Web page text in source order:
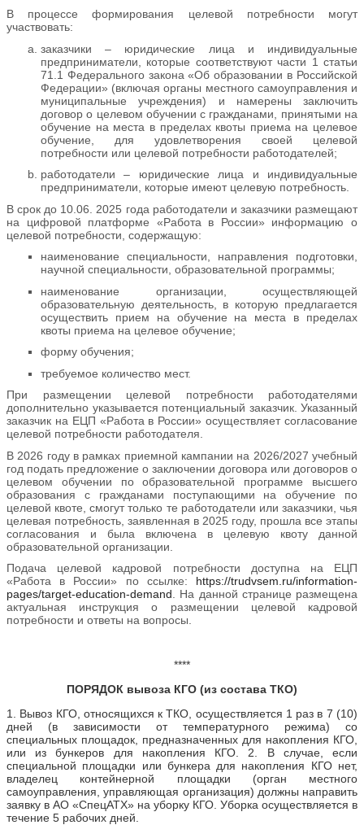
В процессе формирования целевой потребности могут
участвовать:
заказчики – юридические лица и индивидуальные
предприниматели, которые соответствуют части 1 статьи
71.1 Федерального закона «Об образовании в Российской
Федерации» (включая органы местного самоуправления и
муниципальные учреждения) и намерены заключить
договор о целевом обучении с гражданами, принятыми на
обучение на места в пределах квоты приема на целевое
обучение, для удовлетворения своей целевой
потребности или целевой потребности работодателей;
работодатели – юридические лица и индивидуальные
предприниматели, которые имеют целевую потребность.
В срок до 10.06. 2025 года работодатели и заказчики размещают
на цифровой платформе «Работа в России» информацию о
целевой потребности, содержащую:
наименование специальности, направления подготовки,
научной специальности, образовательной программы;
наименование организации, осуществляющей
образовательную деятельность, в которую предлагается
осуществить прием на обучение на места в пределах
квоты приема на целевое обучение;
форму обучения;
требуемое количество мест.
При размещении целевой потребности работодателями
дополнительно указывается потенциальный заказчик. Указанный
заказчик на ЕЦП «Работа в России» осуществляет согласование
целевой потребности работодателя.
В 2026 году в рамках приемной кампании на 2026/2027 учебный
год подать предложение о заключении договора или договоров о
целевом обучении по образовательной программе высшего
образования с гражданами поступающими на обучение по
целевой квоте, смогут только те работодатели или заказчики, чья
целевая потребность, заявленная в 2025 году, прошла все этапы
согласования и была включена в целевую квоту данной
образовательной организации.
Подача целевой кадровой потребности доступна на ЕЦП
«Работа в России» по ссылке: https://trudvsem.ru/information-
pages/target-education-demand. На данной странице размещена
актуальная инструкция о размещении целевой кадровой
потребности и ответы на вопросы.
****
ПОРЯДОК вывоза КГО (из состава ТКО)
1. Вывоз КГО, относящихся к ТКО, осуществляется 1 раз в 7 (10)
дней (в зависимости от температурного режима) со
специальных площадок, предназначенных для накопления КГО,
или из бункеров для накопления КГО. 2. В случае, если
специальной площадки или бункера для накопления КГО нет,
владелец контейнерной площадки (орган местного
самоуправления, управляющая организация) должны направить
заявку в АО «СпецАТХ» на уборку КГО. Уборка осуществляется в
течение 5 рабочих дней.